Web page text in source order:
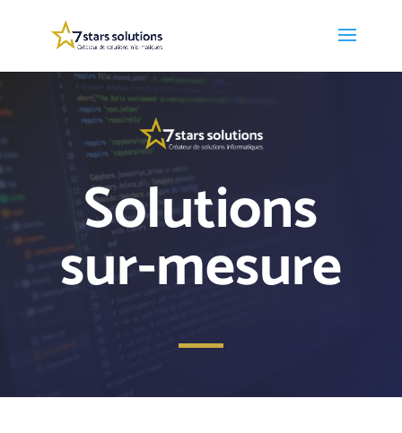
Solutions
sur-mesure